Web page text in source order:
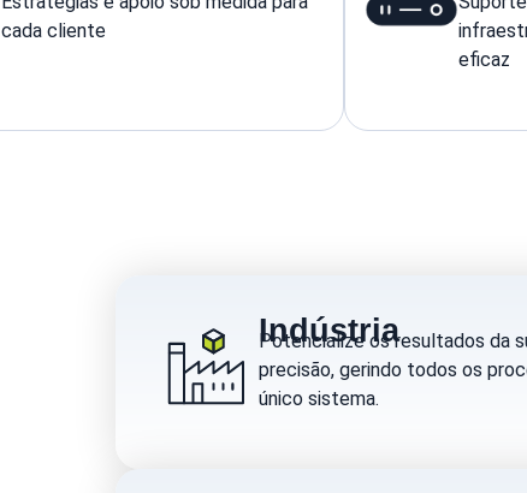
cada cliente
eficaz
Indústria
Potencialize os resultados da
precisão, gerindo todos os
único sistema.